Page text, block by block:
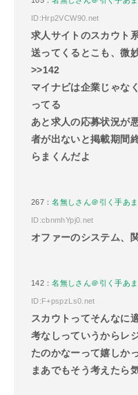
ID:Hrp2VCW90.net
求人サイトのスカウト
送ってくるとこも、微
>>142
マイナビは企業じゃな
ってる
あと求人の応募状況が
者が出ないと掲載期間
らまくんだよ
267：名無しさん＠引く手あ
ID:cbnmhYpj0.net
オファーのシステム、
142：名無しさん＠引く手あ
ID:F+pspzLs0.net
スカウトってそんなに
考なしっていうからレ
たのかなーって嬉しか
まあでもそう考えたら